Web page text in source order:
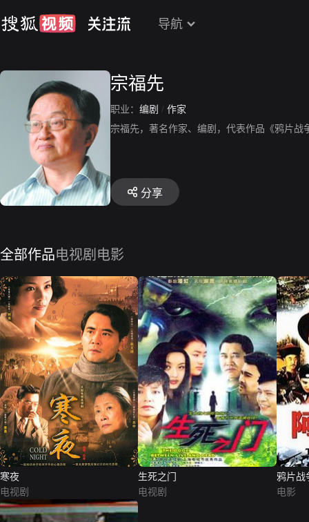
导航
宗福先
职业： 编剧 / 作家
宗福先，著名作家、编剧，代表作品《鸦片
分享
全部作品电视剧 电影
寒夜
电视剧
生死之门
电视剧
鸦片战
电影